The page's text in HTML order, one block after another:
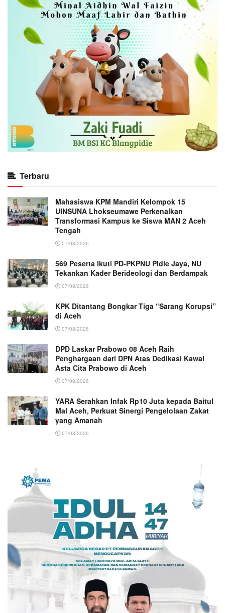
Terbaru
Mahasiswa KPM Mandiri Kelompok 15
UINSUNA Lhokseumawe Perkenalkan
Transformasi Kampus ke Siswa MAN 2 Aceh
Tengah
07/08/2026
569 Peserta Ikuti PD-PKPNU Pidie Jaya, NU
Tekankan Kader Berideologi dan Berdampak
07/08/2026
KPK Ditantang Bongkar Tiga “Sarang Korupsi”
di Aceh
07/08/2026
DPD Laskar Prabowo 08 Aceh Raih
Penghargaan dari DPN Atas Dedikasi Kawal
Asta Cita Prabowo di Aceh
07/08/2026
YARA Serahkan Infak Rp10 Juta kepada Baitul
Mal Aceh, Perkuat Sinergi Pengelolaan Zakat
yang Amanah ‎
07/08/2026